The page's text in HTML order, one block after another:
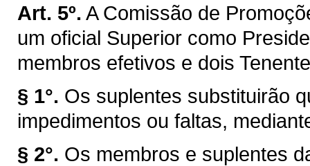
Art. 5º. A Comissão de
um oficial Superior como
membros efetivos e dois
§ 1°. Os suplentes substituirão
impedimentos ou faltas,
§ 2°. Os membros e suplentes